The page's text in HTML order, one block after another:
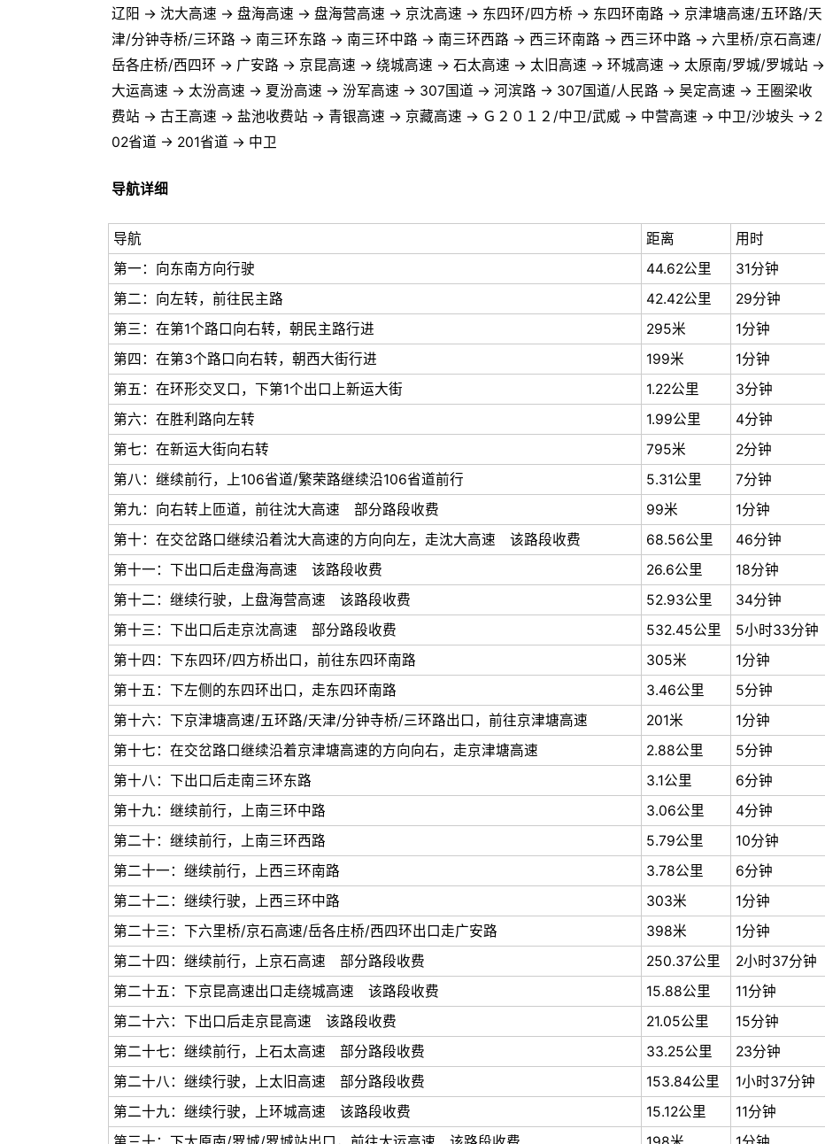
辽阳 → 沈大高速 → 盘海高速 → 盘海营高速 → 京沈高速 → 东四环/四方桥 → 东四环南路 → 京津塘高速/五环路/天
津/分钟寺桥/三环路 → 南三环东路 → 南三环中路 → 南三环西路 → 西三环南路 → 西三环中路 → 六里桥/京石高速/
岳各庄桥/西四环 → 广安路 → 京昆高速 → 绕城高速 → 石太高速 → 太旧高速 → 环城高速 → 太原南/罗城/罗城站 →
大运高速 → 太汾高速 → 夏汾高速 → 汾军高速 → 307国道 → 河滨路 → 307国道/人民路 → 吴定高速 → 王圈梁收
费站 → 古王高速 → 盐池收费站 → 青银高速 → 京藏高速 → Ｇ２０１２/中卫/武威 → 中营高速 → 中卫/沙坡头 → 2
02省道 → 201省道 → 中卫
导航详细
导航 距离
用时
第一：向东南方向行驶
44.62公里
31分钟
第二：向左转，前往民主路
42.42公里
29分钟
第三：在第1个路口向右转，朝民主路行进
295米
1分钟
第四：在第3个路口向右转，朝西大街行进
199米
1分钟
第五：在环形交叉口，下第1个出口上新运大街
1.22公里
3分钟
第六：在胜利路向左转
1.99公里
4分钟
第七：在新运大街向右转
795米
2分钟
第八：继续前行，上106省道/繁荣路继续沿106省道前行
5.31公里
7分钟
第九：向右转上匝道，前往沈大高速 部分路段收费
99米
1分钟
第十：在交岔路口继续沿着沈大高速的方向向左，走沈大高速 该路段收费
68.56公里
46分钟
第十一：下出口后走盘海高速 该路段收费
26.6公里
18分钟
第十二：继续行驶，上盘海营高速 该路段收费
52.93公里
34分钟
第十三：下出口后走京沈高速 部分路段收费
532.45公里
5小时33分钟
第十四：下东四环/四方桥出口，前往东四环南路
305米
1分钟
第十五：下左侧的东四环出口，走东四环南路
3.46公里
5分钟
第十六：下京津塘高速/五环路/天津/分钟寺桥/三环路出口，前往京津塘高速
201米
1分钟
第十七：在交岔路口继续沿着京津塘高速的方向向右，走京津塘高速
2.88公里
5分钟
第十八：下出口后走南三环东路
3.1公里
6分钟
第十九：继续前行，上南三环中路
3.06公里
4分钟
第二十：继续前行，上南三环西路
5.79公里
10分钟
第二十一：继续前行，上西三环南路
3.78公里
6分钟
第二十二：继续行驶，上西三环中路
303米
1分钟
第二十三：下六里桥/京石高速/岳各庄桥/西四环出口走广安路
398米
1分钟
第二十四：继续前行，上京石高速 部分路段收费
250.37公里
2小时37分钟
第二十五：下京昆高速出口走绕城高速 该路段收费
15.88公里
11分钟
第二十六：下出口后走京昆高速 该路段收费
21.05公里
15分钟
第二十七：继续前行，上石太高速 部分路段收费
33.25公里
23分钟
第二十八：继续行驶，上太旧高速 部分路段收费
153.84公里
1小时37分钟
第二十九：继续行驶，上环城高速 该路段收费
15.12公里
11分钟